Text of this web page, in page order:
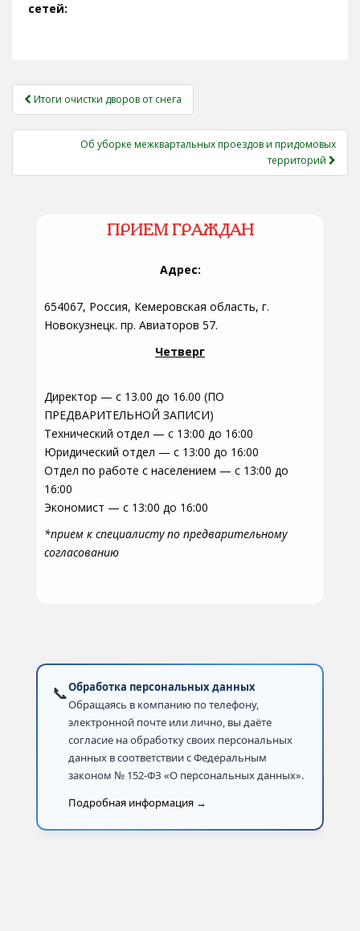
сетей:
НАВИГАЦИЯ
ЗАПИСЕЙ
Итоги очистки дворов от снега
Об уборке межквартальных проездов и придомовых
территорий
ПРИЕМ ГРАЖДАН
Адрес:
654067, Россия, Кемеровская область, г.
Новокузнецк. пр. Авиаторов 57.
Четверг
Директор — с 13.00 до 16.00 (ПО
ПРЕДВАРИТЕЛЬНОЙ ЗАПИСИ)
Технический отдел — с 13:00 до 16:00
Юридический отдел — с 13:00 до 16:00
Отдел по работе с населением — с 13:00 до
16:00
Экономист — с 13:00 до 16:00
*прием к специалисту по предварительному
согласованию
📞Обработка персональных данных
Обращаясь в компанию по телефону,
электронной почте или лично, вы даёте
согласие на обработку своих персональных
данных в соответствии с Федеральным
законом № 152-ФЗ «О персональных данных».
Подробная информация →